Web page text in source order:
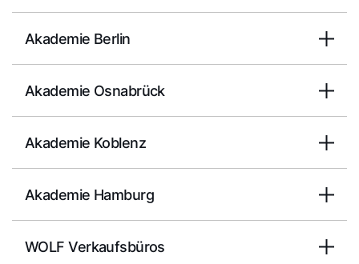
Akademie Berlin
Akademie Osnabrück
Akademie Koblenz
Akademie Hamburg
WOLF Verkaufsbüros